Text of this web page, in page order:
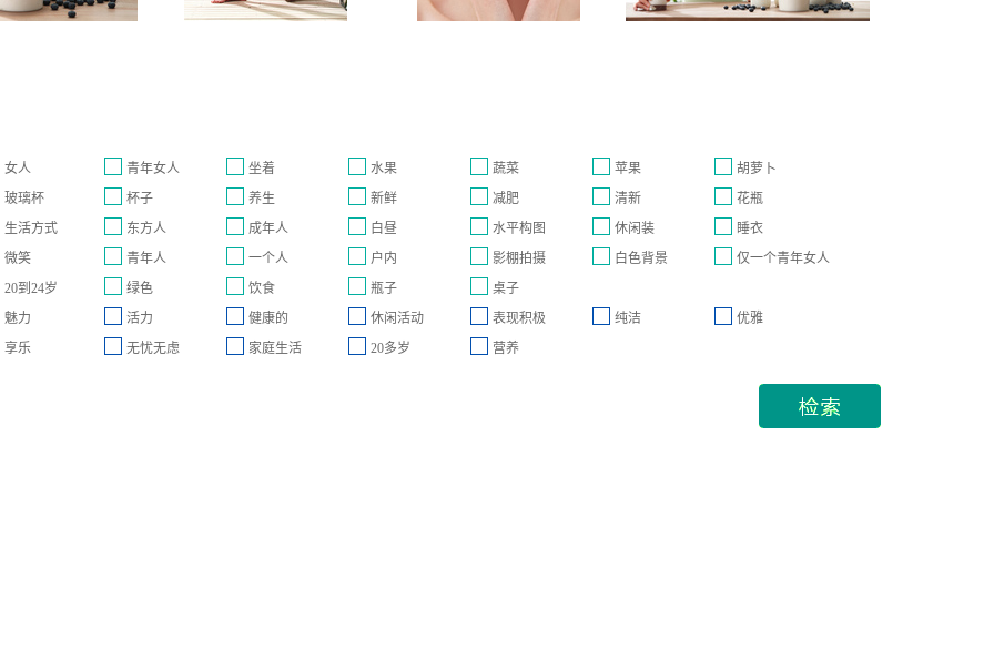
女人 青年女人 坐着 水果 蔬菜 苹果
胡萝卜
玻璃杯
杯子 养生 新鲜 减肥 清新
花瓶
生活方式
东方人 成年人 白昼 水平构图 休闲装
睡衣
微笑
青年人 一个人 户内 影棚拍摄 白色背景
仅一个青年女人
20到24岁
绿色 饮食 瓶子
桌子
魅力
活力 健康的 休闲活动 表现积极 纯洁
优雅
享乐
无忧无虑 家庭生活 20多岁 营养